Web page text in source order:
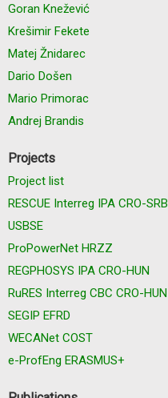
Goran Knežević
Krešimir Fekete
Matej Žnidarec
Dario Došen
Mario Primorac
Andrej Brandis
Projects
Project list
RESCUE Interreg IPA CRO-SRB
USBSE
ProPowerNet HRZZ
REGPHOSYS IPA CRO-HUN
RuRES Interreg CBC CRO-HUN
SEGIP EFRD
WECANet COST
e-ProfEng ERASMUS+